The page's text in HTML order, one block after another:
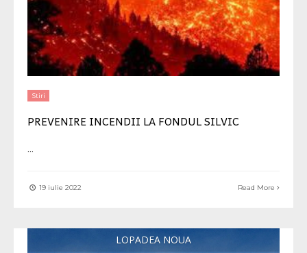
Stiri
PREVENIRE INCENDII LA FONDUL SILVIC
...
19 iulie 2022 Read More
LOPADEA NOUA